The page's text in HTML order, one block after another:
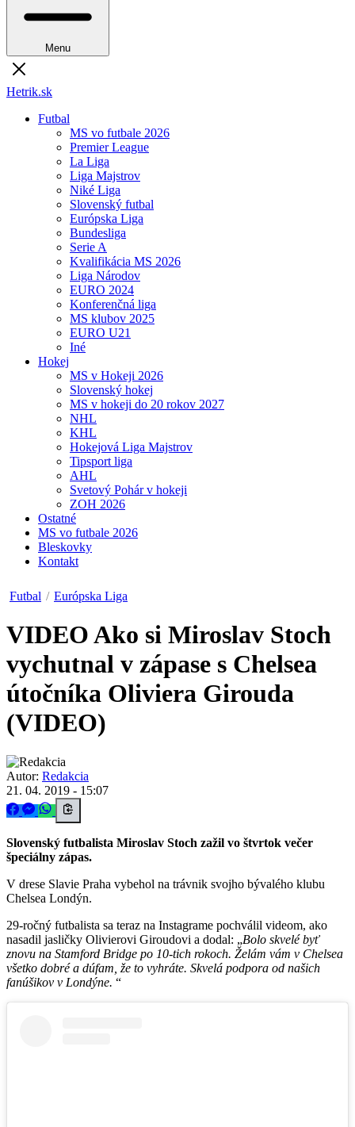
Menu
Hetrik.sk
Futbal
MS vo futbale 2026
Premier League
La Liga
Liga Majstrov
Niké Liga
Slovenský futbal
Európska Liga
Bundesliga
Serie A
Kvalifikácia MS 2026
Liga Národov
EURO 2024
Konferenčná liga
MS klubov 2025
EURO U21
Iné
Hokej
MS v Hokeji 2026
Slovenský hokej
MS v hokeji do 20 rokov 2027
NHL
KHL
Hokejová Liga Majstrov
Tipsport liga
AHL
Svetový Pohár v hokeji
ZOH 2026
Ostatné
MS vo futbale 2026
Bleskovky
Kontakt
Futbal / Európska Liga
VIDEOAko si Miroslav Stoch
vychutnal v zápase s Chelsea
útočníka Oliviera Girouda
(VIDEO)
Autor: Redakcia
21. 04. 2019 - 15:07
Slovenský futbalista Miroslav Stoch zažil vo štvrtok večer
špeciálny zápas.
V drese Slavie Praha vybehol na trávnik svojho bývalého klubu
Chelsea Londýn.
29-ročný futbalista sa teraz na Instagrame pochválil videom, ako
nasadil jasličky Olivierovi Giroudovi a dodal:
Bolo skvelé byť
znovu na Stamford Bridge po 10-tich rokoch. Želám vám v Chelsea
všetko dobré a dúfam, že to vyhráte. Skvelá podpora od našich
fanúšikov v Londýne.